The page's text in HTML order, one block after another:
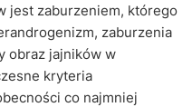
jest zaburzeniem, którego
zaburzenia
obraz jajników w
kryteria
co najmniej